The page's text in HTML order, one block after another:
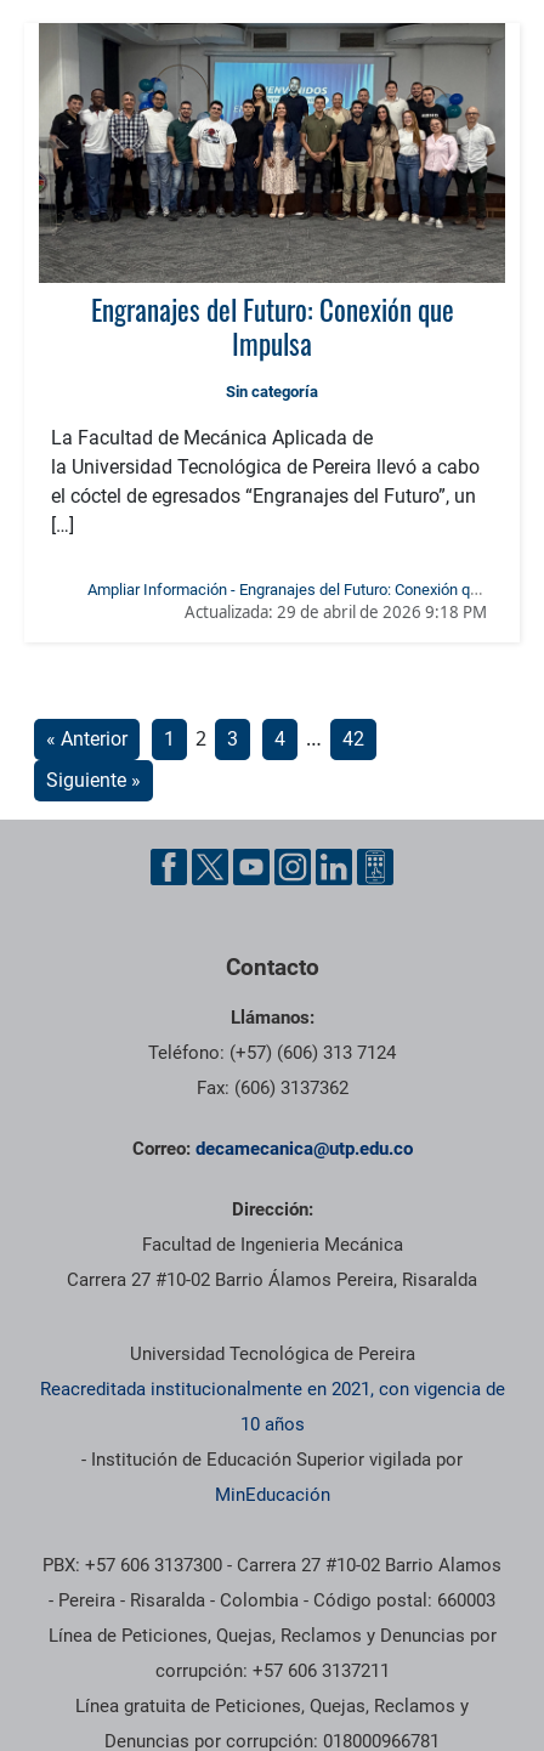
Engranajes del Futuro: Conexión que
Impulsa
Sin categoría
La Facultad de Mecánica Aplicada de
la Universidad Tecnológica de Pereira llevó a cabo
el cóctel de egresados “Engranajes del Futuro”, un
[…]
Ampliar Información - Engranajes del Futuro: Conexión que
Impulsa
Actualizada: 29 de abril de 2026 9:18 PM
Paginación
de
entradas
« Anterior 1 2 3 4 …
42
Siguiente »
Pie de página con información de contacto, redes sociales y
Contacto
Llámanos:
Teléfono: (+57) (606) 313 7124
Fax: (606) 3137362
Correo: decamecanica@utp.edu.co
Dirección:
Facultad de Ingenieria Mecánica
Carrera 27 #10-02 Barrio Álamos Pereira, Risaralda
Información institucional
Universidad Tecnológica de Pereira
Reacreditada institucionalmente en 2021, con vigencia de
10 años
- Institución de Educación Superior vigilada por
MinEducación
PBX: +57 606 3137300 - Carrera 27 #10-02 Barrio Alamos
- Pereira - Risaralda - Colombia - Código postal: 660003
Línea de Peticiones, Quejas, Reclamos y Denuncias por
corrupción: +57 606 3137211
Línea gratuita de Peticiones, Quejas, Reclamos y
Denuncias por corrupción: 018000966781